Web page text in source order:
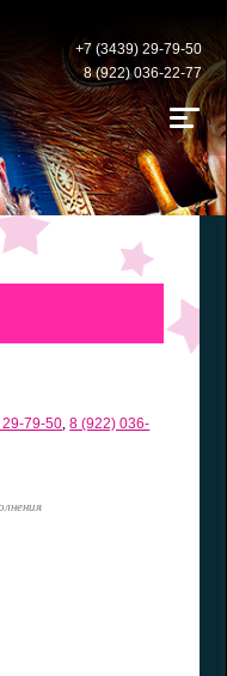
+7 (3439) 29-79-50
8 (922) 036-22-77
79-50,8 (922) 036-